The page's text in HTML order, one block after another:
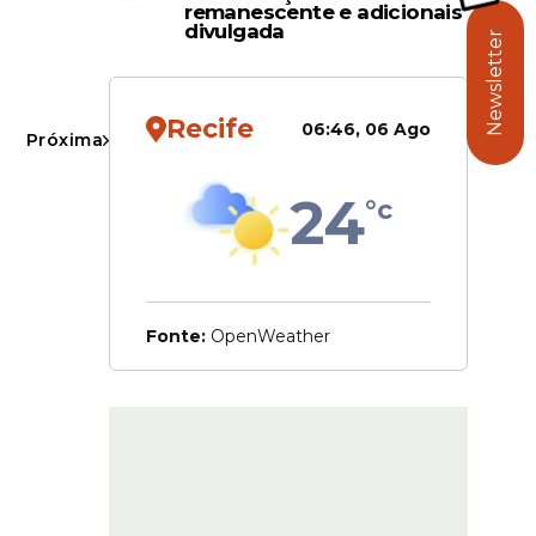
Próxima
remanescente e adicionais
divulgada
Recife 06:46, 06 Ago
24°c
Fonte: OpenWeather
Newsletter